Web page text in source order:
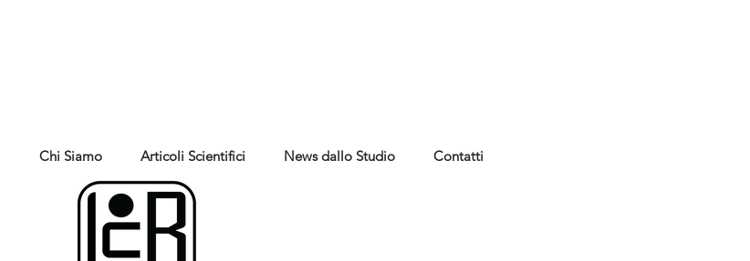
Chi Siamo Articoli Scientifici News dallo Studio Contatti